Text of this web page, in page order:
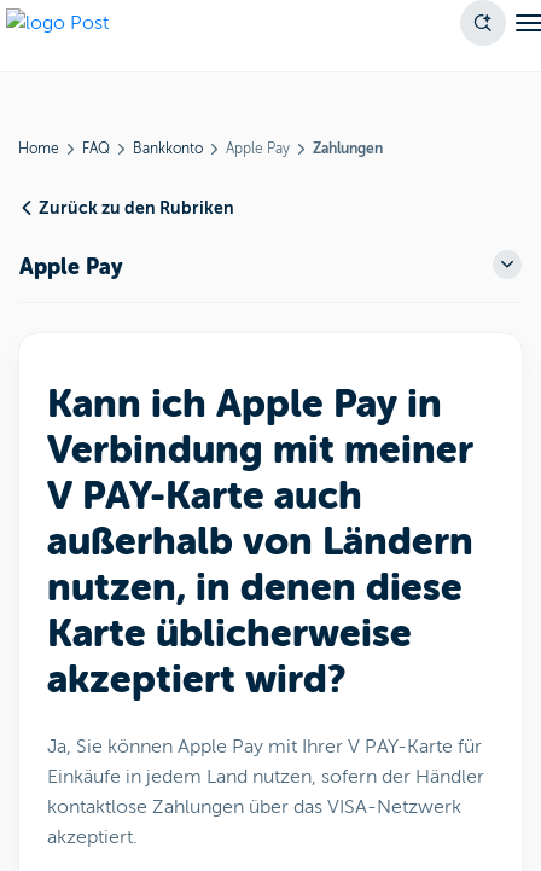
Home FAQ Bankkonto Apple Pay Zahlungen
Zurück zu den Rubriken
Apple Pay
Kann ich Apple Pay in
Verbindung mit meiner
V PAY-Karte auch
außerhalb von Ländern
nutzen, in denen diese
Karte üblicherweise
akzeptiert wird?
Ja, Sie können Apple Pay mit Ihrer V PAY-Karte für
Einkäufe in jedem Land nutzen, sofern der Händler
kontaktlose Zahlungen über das VISA-Netzwerk
akzeptiert.